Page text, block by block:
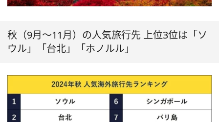
秋（9月～11月）の人気旅行先 上位3位は「ソ
ウル」「台北」「ホノルル」